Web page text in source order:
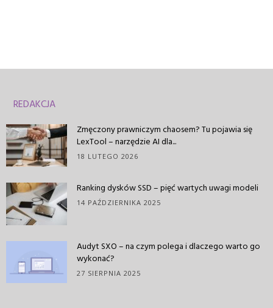
REDAKCJA
Zmęczony prawniczym chaosem? Tu pojawia się
LexTool – narzędzie AI dla...
18 LUTEGO 2026
Ranking dysków SSD – pięć wartych uwagi modeli
14 PAŹDZIERNIKA 2025
Audyt SXO – na czym polega i dlaczego warto go
wykonać?
27 SIERPNIA 2025